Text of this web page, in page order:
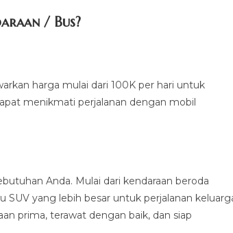
/ Bus?
harga mulai dari 100K per hari untuk
menikmati perjalanan dengan mobil
Anda. Mulai dari kendaraan beroda
yang lebih besar untuk perjalanan
prima, terawat dengan baik, dan siap